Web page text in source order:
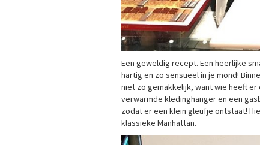
Een geweldig recept. Een heerlijke
hartig en zo sensueel in je mond!
niet zo gemakkelijk, want wie heeft
verwarmde kledinghanger en een
zodat er een klein gleufje ontstaat!
klassieke Manhattan.